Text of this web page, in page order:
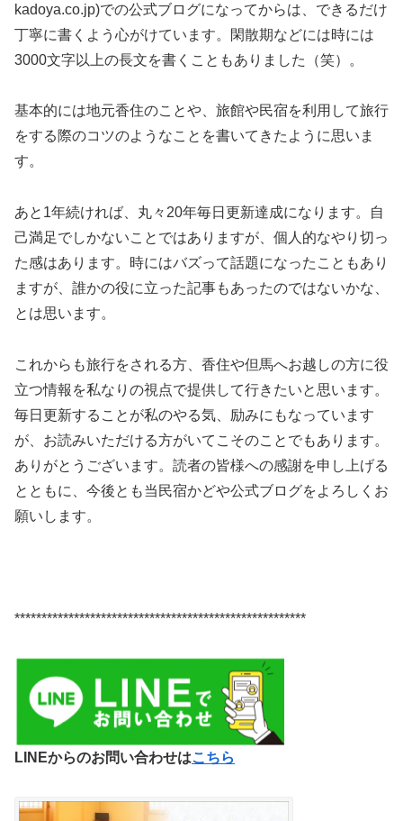
kadoya.co.jp)での公式ブログになってからは、できるだけ
丁寧に書くよう心がけています。閑散期などには時には
3000文字以上の長文を書くこともありました（笑）。
基本的には地元香住のことや、旅館や民宿を利用して旅行
をする際のコツのようなことを書いてきたように思いま
す。
あと1年続ければ、丸々20年毎日更新達成になります。自
己満足でしかないことではありますが、個人的なやり切っ
た感はあります。時にはバズって話題になったこともあり
ますが、誰かの役に立った記事もあったのではないかな、
とは思います。
これからも旅行をされる方、香住や但馬へお越しの方に役
立つ情報を私なりの視点で提供して行きたいと思います。
毎日更新することが私のやる気、励みにもなっています
が、お読みいただける方がいてこそのことでもあります。
ありがとうございます。読者の皆様への感謝を申し上げる
とともに、今後とも当民宿かどや公式ブログをよろしくお
願いします。
******************************************************
LINEからのお問い合わせはこちら